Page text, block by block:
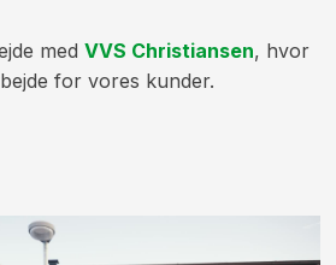
medVVS Christiansen, hvor
for vores kunder.